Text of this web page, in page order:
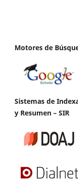
Motores de
Sistemas de
y Resumen – SIR